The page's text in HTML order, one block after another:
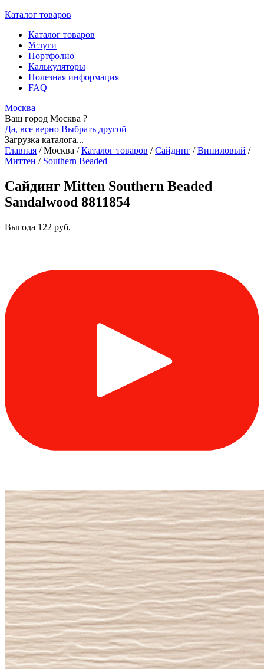
Каталог товаров
Каталог товаров
Услуги
Портфолио
Калькуляторы
Полезная информация
FAQ
Москва
Ваш город Москва ?
Да, все верно Выбрать другой
Загрузка каталога...
Главная /Москва / Каталог товаров / Сайдинг / Виниловый /
Миттен / Southern Beaded
Сайдинг Mitten Southern Beaded
Sandalwood 8811854
Выгода 122 руб.